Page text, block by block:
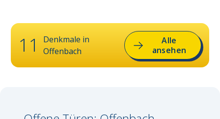
11
Denkmale in
Offenbach
Alle
ansehen